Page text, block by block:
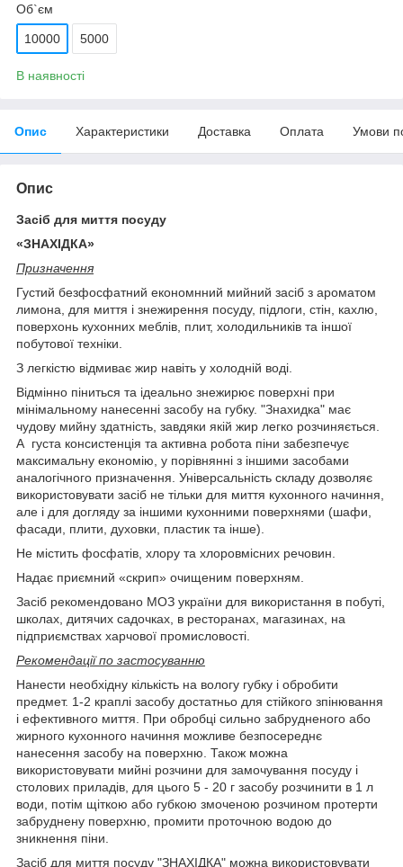
Об`єм
10000 5000
В наявності
Опис Характеристики Доставка Оплата Умови
Опис
Засіб для миття посуду
«ЗНАХІДКА»
Призначення
Густий безфосфатний економнний мийний засіб з ароматом
лимона, для миття і знежирення посуду, підлоги, стін, кахлю,
поверхонь кухонних меблів, плит, холодильників та іншої
побутової техніки.
З легкістю відмиває жир навіть у холодній воді.
Відмінно піниться та ідеально знежирює поверхні при
мінімальному нанесенні засобу на губку. "Знахидка" має
чудову мийну здатність, завдяки якій жир легко розчиняється.
А густа консистенція та активна робота піни забезпечує
максимальну економію, у порівнянні з іншими засобами
аналогічного призначення. Універсальність складу дозволяє
використовувати засіб не тільки для миття кухонного начиння,
але і для догляду за іншими кухонними поверхнями (шафи,
фасади, плити, духовки, пластик та інше).
Не містить фосфатів, хлору та хлоровмісних речовин.
Надає приємний «скрип» очищеним поверхням.
Засіб рекомендовано МОЗ україни для використання в побуті,
школах, дитячих садочках, в ресторанах, магазинах, на
підприємствах харчової промисловості.
Рекомендації по застосуванню
Нанести необхідну кількість на вологу губку і обробити
предмет. 1-2 краплі засобу достатньо для стійкого зпінювання
і ефективного миття. При обробці сильно забрудненого або
жирного кухонного начиння можливе безпосереднє
нанесення засобу на поверхню. Також можна
використовувати мийні розчини для замочування посуду і
столових приладів, для цього 5 - 20 г засобу розчинити в 1 л
води, потім щіткою або губкою змоченою розчином протерти
забруднену поверхню, промити проточною водою до
зникнення піни.
Засіб для миття посуду "ЗНАХІДКА" можна використовувати